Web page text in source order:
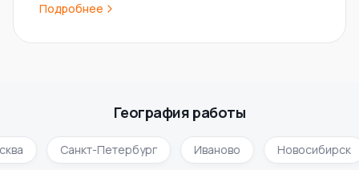
Подробнее
География работы
Санкт-Петербург Иваново Новосибирск